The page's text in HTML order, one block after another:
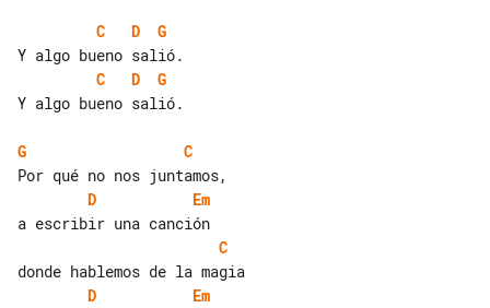
C D
G
C
D
G
Y algo bueno salió.
G
C
D
Em
C
D
Em